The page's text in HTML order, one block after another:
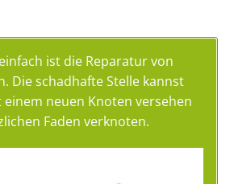
ist die Reparatur von
. Die schadhafte Stelle kannst
einem neuen Knoten versehen
Faden verknoten.